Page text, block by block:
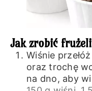
Jak zrobić
Wiśnie
oraz trochę
na dno, aby